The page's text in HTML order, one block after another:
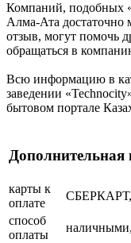
Компаний, подобных
Алма-Ата достаточно
отзыв, могут помочь
обращаться в
Всю информацию в
заведении
бытовом портале
карты к
оплате
СБЕРКАРТ,
способ
оплаты
наличными,